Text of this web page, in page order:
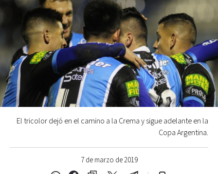
7 de marzo de 2019
El tricolor dejó en el camino a la Crema y sigue adelante en la
Copa Argentina.